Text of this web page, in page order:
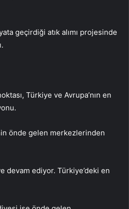
geçirdiği atık alımı projesinde
Türkiye ve Avrupa’nın en
önde gelen merkezlerinden
devam ediyor. Türkiye’deki en